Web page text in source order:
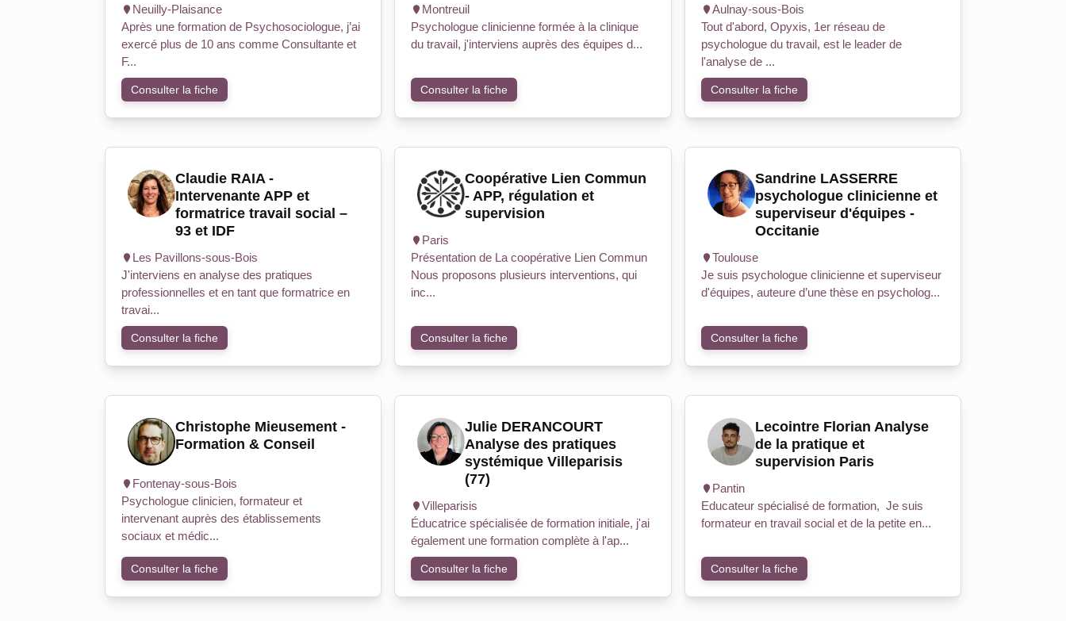
Neuilly-Plaisance
Après une formation de Psychosociologue, j’ai
exercé plus de 10 ans comme Consultante et
F...
Consulter la fiche
Montreuil
Psychologue clinicienne formée à la clinique
du travail, j'interviens auprès des équipes d...
Consulter la fiche
Aulnay-sous-Bois
Tout d'abord, Opyxis, 1er réseau de
psychologue du travail, est le leader de
l'analyse de ...
Consulter la fiche
Claudie RAIA -
Intervenante APP et
formatrice travail social –
93 et IDF
Les Pavillons-sous-Bois
J'interviens en analyse des pratiques
professionnelles et en tant que formatrice en
travai...
Consulter la fiche
Coopérative Lien Commun
- APP, régulation et
supervision
Paris
Présentation de La coopérative Lien Commun
Nous proposons plusieurs interventions, qui
inc...
Consulter la fiche
Sandrine LASSERRE
psychologue clinicienne et
superviseur d'équipes -
Occitanie
Toulouse
Je suis psychologue clinicienne et superviseur
d'équipes, auteure d’une thèse en psycholog...
Consulter la fiche
Christophe Mieusement -
Formation & Conseil
Fontenay-sous-Bois
Psychologue clinicien, formateur et
intervenant auprès des établissements
sociaux et médic...
Consulter la fiche
Julie DERANCOURT
Analyse des pratiques
systémique Villeparisis
(77)
Villeparisis
Éducatrice spécialisée de formation initiale, j'ai
également une formation complète à l'ap...
Consulter la fiche
Lecointre Florian Analyse
de la pratique et
supervision Paris
Pantin
Educateur spécialisé de formation, Je suis
formateur en travail social et de la petite en...
Consulter la fiche